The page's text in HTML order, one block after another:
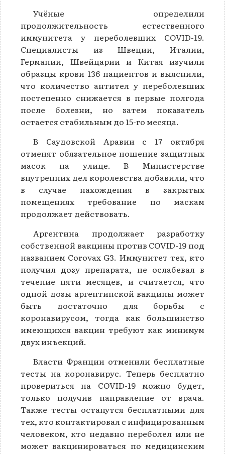
Учёные определили
продолжительность естественного
иммунитета у переболевших COVID-19.
Специалисты из Швеции, Италии,
Германии, Швейцарии и Китая изучили
образцы крови 136 пациентов и выяснили,
что количество антител у переболевших
постепенно снижается в первые полгода
после болезни, но затем показатель
остается стабильным до 15-го месяца.
В Саудовской Аравии с 17 октября
отменят обязательное ношение защитных
масок на улице. В Министерстве
внутренних дел королевства добавили, что
в случае нахождения в закрытых
помещениях требование по маскам
продолжает действовать.
Аргентина продолжает разработку
собственной вакцины против COVID-19 под
названием Corovax G3. Иммунитет тех, кто
получил дозу препарата, не ослабевал в
течение пяти месяцев, и считается, что
одной дозы аргентинской вакцины может
быть достаточно для борьбы с
коронавирусом, тогда как большинство
имеющихся вакцин требуют как минимум
двух инъекций.
Власти Франции отменили бесплатные
тесты на коронавирус. Теперь бесплатно
провериться на COVID-19 можно будет,
только получив направление от врача.
Также тесты останутся бесплатными для
тех, кто контактировал с инфицированным
человеком, кто недавно переболел или не
может вакцинироваться по медицинским